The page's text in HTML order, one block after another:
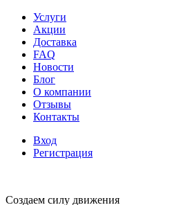
Услуги
Акции
Доставка
FAQ
Новости
Блог
О компании
Отзывы
Контакты
Вход
Регистрация
Создаем силу движения